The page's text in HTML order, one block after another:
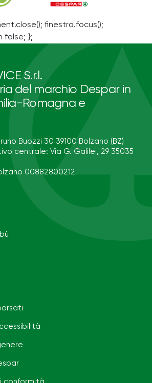
finestra.focus();
false; };
S.r.l.
del marchio Despar in
Romagna e
Buozzi 30 39100 Bolzano (BZ)
centrale: Via G. Galilei, 29 35035
00882800212
conformità